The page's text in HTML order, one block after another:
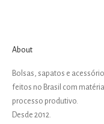
About
Bolsas, sapatos e
feitos no Brasil com
processo produtivo.
Desde 2012.